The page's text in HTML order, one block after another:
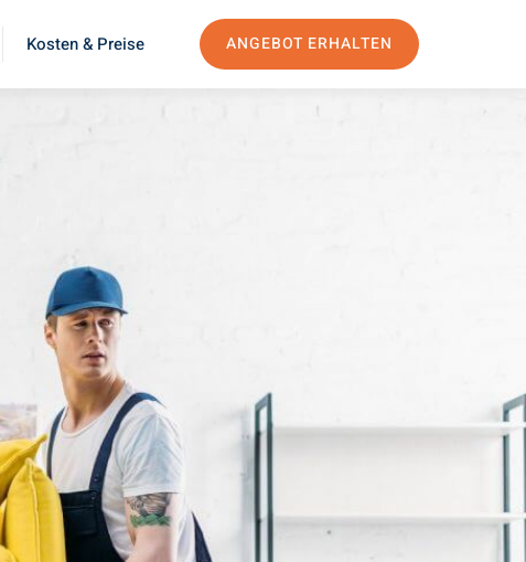
Kosten & Preise ANGEBOT ERHALTEN